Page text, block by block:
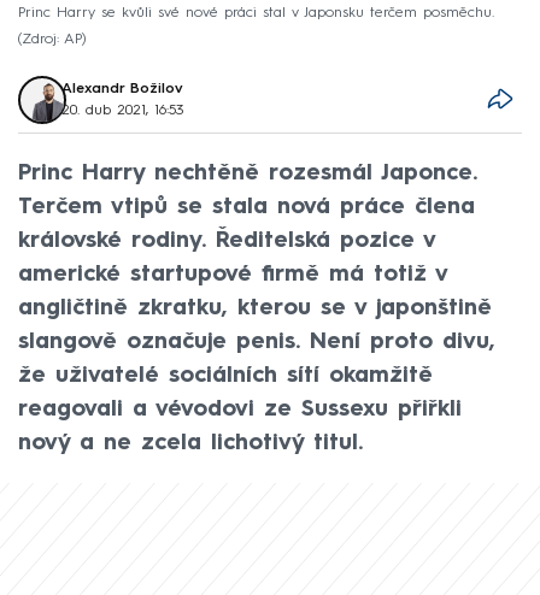
Princ Harry se kvůli své nové práci stal v Japonsku terčem posměchu.
Zdroj: AP
Alexandr Božilov
20. dub 2021, 16:53
Princ Harry nechtěně rozesmál Japonce.
Terčem vtipů se stala nová práce člena
královské rodiny. Ředitelská pozice v
americké startupové firmě má totiž v
angličtině zkratku, kterou se v japonštině
slangově označuje penis. Není proto divu,
že uživatelé sociálních sítí okamžitě
reagovali a vévodovi ze Sussexu přiřkli
nový a ne zcela lichotivý titul.